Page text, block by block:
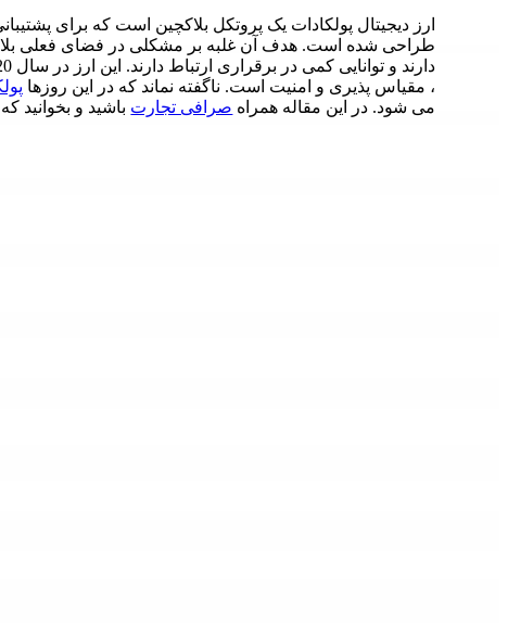
طراحی شده است. هدف آن غلبه بر مشکلی در فضای فعلی
، مقیاس پذیری و امنیت است. ناگفته نماند که در این روزها
می شود. در این مقاله همراه صرافی تجارت باشید و بخوانید